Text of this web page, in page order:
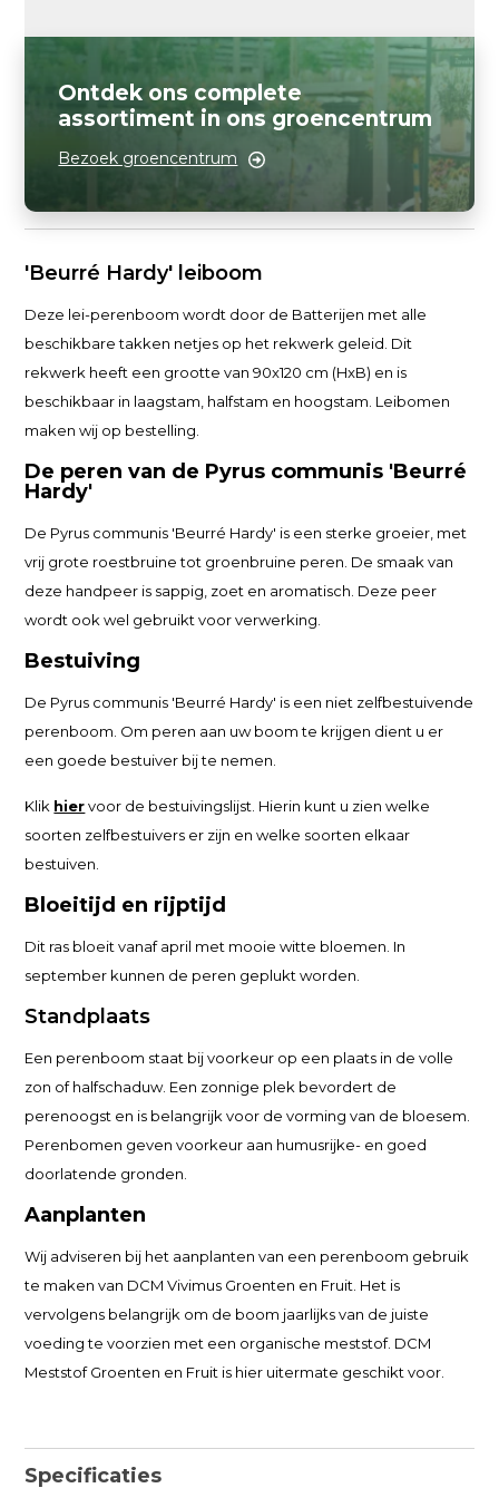
Ontdek ons complete
assortiment in ons groencentrum
Bezoek groencentrum
'Beurré Hardy' leiboom
Deze lei-perenboom wordt door de Batterijen met alle
beschikbare takken netjes op het rekwerk geleid. Dit
rekwerk heeft een grootte van 90x120 cm (HxB) en is
beschikbaar in laagstam, halfstam en hoogstam. Leibomen
maken wij op bestelling.
De peren van de Pyrus communis 'Beurré
Hardy'
De Pyrus communis 'Beurré Hardy' is een sterke groeier, met
vrij grote roestbruine tot groenbruine peren. De smaak van
deze handpeer is sappig, zoet en aromatisch. Deze peer
wordt ook wel gebruikt voor verwerking.
Bestuiving
De Pyrus communis 'Beurré Hardy' is een niet zelfbestuivende
perenboom. Om peren aan uw boom te krijgen dient u er
een goede bestuiver bij te nemen.
Klik hiervoor de bestuivingslijst. Hierin kunt u zien welke
soorten zelfbestuivers er zijn en welke soorten elkaar
bestuiven.
Bloeitijd en rijptijd
Dit ras bloeit vanaf april met mooie witte bloemen. In
september kunnen de peren geplukt worden.
Standplaats
Een perenboom staat bij voorkeur op een plaats in de volle
zon of halfschaduw. Een zonnige plek bevordert de
perenoogst en is belangrijk voor de vorming van de bloesem.
Perenbomen geven voorkeur aan humusrijke- en goed
doorlatende gronden.
Aanplanten
Wij adviseren bij het aanplanten van een perenboom gebruik
te maken van DCM Vivimus Groenten en Fruit. Het is
vervolgens belangrijk om de boom jaarlijks van de juiste
voeding te voorzien met een organische meststof. DCM
Meststof Groenten en Fruit is hier uitermate geschikt voor.
Specificaties